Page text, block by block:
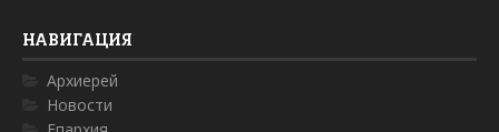
НАВИГАЦИЯ
Архиерей
Новости